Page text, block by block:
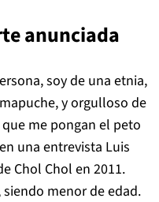
anunciada
soy de una etnia,
y orgulloso de
me pongan el peto
una entrevista Luis
Chol Chol en 2011.
menor de edad.